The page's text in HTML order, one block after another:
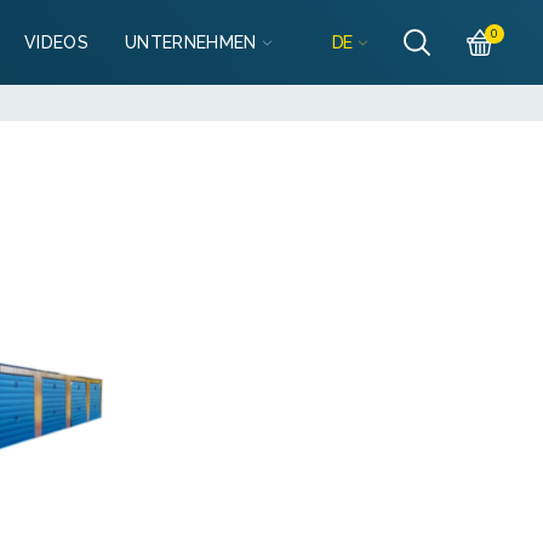
VIDEOS UNTERNEHMEN DE 0